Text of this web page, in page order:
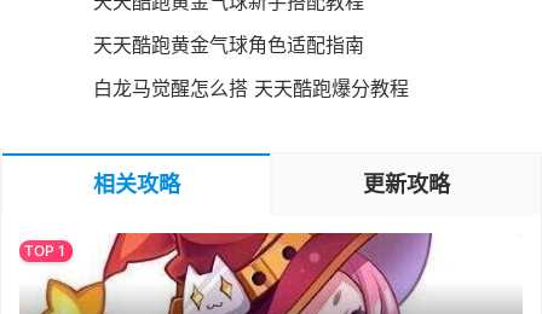
天天酷跑黄金气球角色适配指南
白龙马觉醒怎么搭 天天酷跑爆分教程
相关攻略 更新攻略